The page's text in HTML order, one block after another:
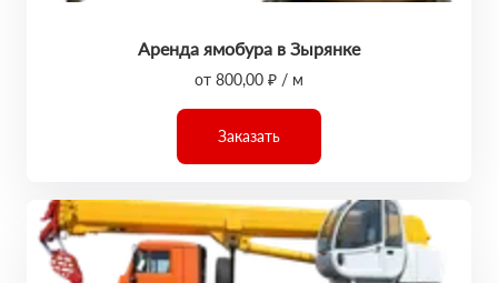
Аренда ямобура в Зырянке
от 800,00 ₽ / м
Заказать